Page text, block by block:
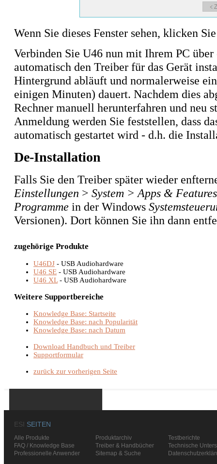
Wenn Sie dieses Fenster sehen, klicken
Verbinden Sie U46 nun mit Ihrem PC
automatisch den Treiber für das Gerät
Hintergrund abläuft und normalerweise
einigen Minuten) dauert. Nachdem dies
Rechner manuell herunterfahren und neu
Anmeldung werden Sie feststellen, dass
automatisch gestartet wird - d.h. die
De-Installation
Falls Sie den Treiber später wieder
Einstellungen > System > Apps & Features
Programme in der Windows
Versionen). Dort können Sie ihn dann
zugehörige Produkte
U46DJ - USB Audiohardware
U46 SE - USB Audiohardware
U46 XL- USB Audiohardware
Weitere Supportbereiche
Knowledge Base: Startseite
Knowledge Base: nach Popularität
Knowledge Base: nach Datum
Download Handbuch und Treiber
Supportformular
zurück zur vorherigen Seite
ESI SEITEN
Alle Produkte Produktarchiv
Testberichte
FAQ / Knowledge Base
Treiber & Handbücher
Technische
Professionelle Anwender
Sitemap & Suche